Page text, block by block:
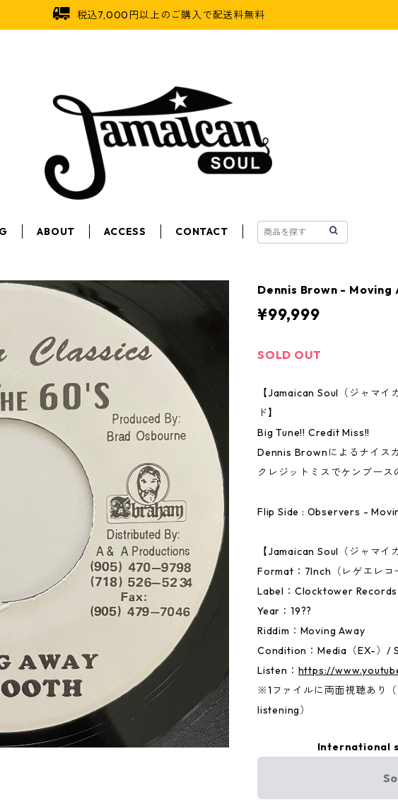
税込7,000円以上のご購入で配送料無料
ABOUT ACCESS CONTACT
Dennis Brown - Moving
¥99,999
SOLD OUT
【Jamaican Soul（ジャマイ
ド】
Big Tune!! Credit Miss!!
Dennis Brownによるナイスカ
クレジットミスでケンブース
Flip Side : Observers -
【Jamaican Soul（ジャマイ
Format：7Inch（レゲエレコ
Label：Clocktower Records
Year：19??
Riddim：Moving Away
Condition：Media（EX-）/
Listen： https://
※1ファイルに両面視聴あり
listening）
International